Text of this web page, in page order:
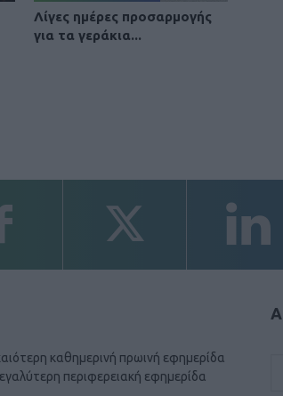
Λίγες ημέρες προσαρμογής
για τα γεράκια...
καθημερινή πρωινή εφημερίδα
περιφερειακή εφημερίδα